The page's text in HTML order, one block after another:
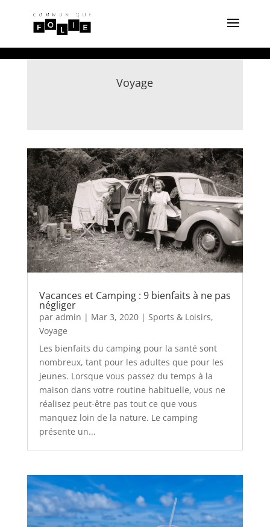
Voyage
Vacances et Camping : 9 bienfaits à ne pas
négliger
par admin | Mar 3, 2020| Sports & Loisirs,
Voyage
Les bienfaits du camping pour la santé sont
nombreux, tant pour les adultes que pour les
jeunes. Lorsque vous passez du temps à la
maison dans votre routine habituelle, vous ne
réalisez peut-être pas tout ce que vous
manquez loin de la nature. Le camping
présente un...